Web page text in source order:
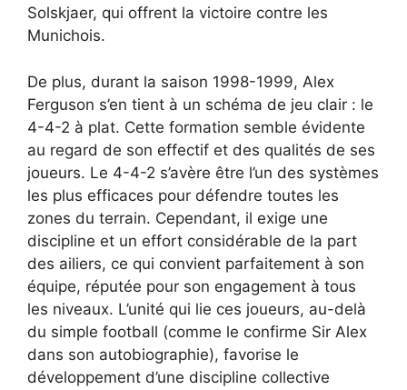
Solskjaer, qui offrent la victoire contre les
Munichois.
De plus, durant la saison 1998-1999, Alex
Ferguson s’en tient à un schéma de jeu clair : le
4-4-2 à plat. Cette formation semble évidente
au regard de son effectif et des qualités de ses
joueurs. Le 4-4-2 s’avère être l’un des systèmes
les plus efficaces pour défendre toutes les
zones du terrain. Cependant, il exige une
discipline et un effort considérable de la part
des ailiers, ce qui convient parfaitement à son
équipe, réputée pour son engagement à tous
les niveaux. L’unité qui lie ces joueurs, au-delà
du simple football (comme le confirme Sir Alex
dans son autobiographie), favorise le
développement d’une discipline collective